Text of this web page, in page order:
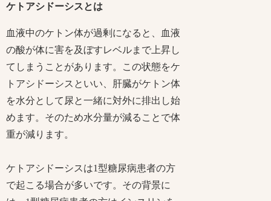
ケトアシドーシスとは
血液中のケトン体が過剰になると、血液
の酸が体に害を及ぼすレベルまで上昇し
てしまうことがあります。この状態をケ
トアシドーシスといい、肝臓がケトン体
を水分として尿と一緒に対外に排出し始
めます。そのため水分量が減ることで体
重が減ります。
ケトアシドーシスは1型糖尿病患者の方
で起こる場合が多いです。その背景に